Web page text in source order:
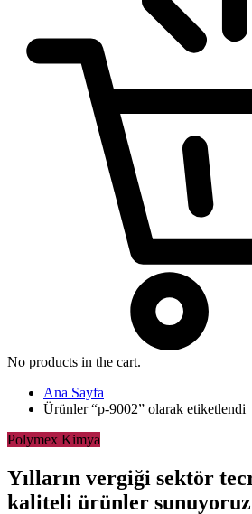
No products in the cart.
Ana Sayfa
Ürünler “p-9002” olarak etiketlendi
Polymex Kimya
Yılların vergiği sektör
kaliteli ürünler sunuyoruz